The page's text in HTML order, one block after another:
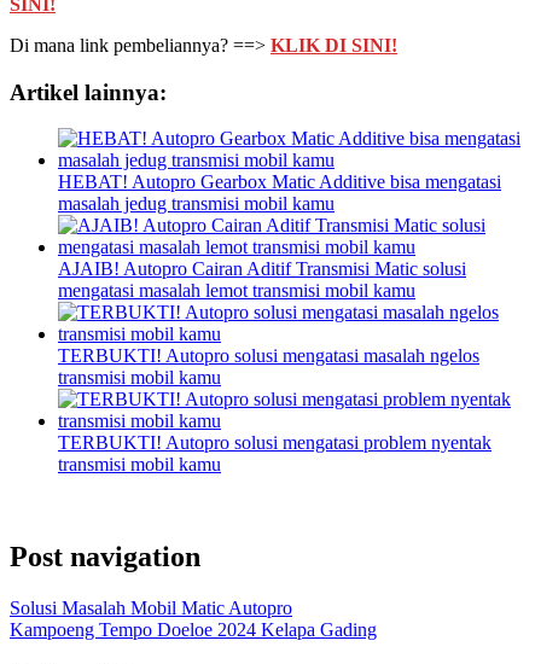
SINI!
Di mana link pembeliannya? ==> KLIK DI SINI!
Artikel lainnya:
HEBAT! Autopro Gearbox Matic Additive bisa mengatasi
masalah jedug transmisi mobil kamu
AJAIB! Autopro Cairan Aditif Transmisi Matic solusi
mengatasi masalah lemot transmisi mobil kamu
TERBUKTI! Autopro solusi mengatasi masalah ngelos
transmisi mobil kamu
TERBUKTI! Autopro solusi mengatasi problem nyentak
transmisi mobil kamu
Post navigation
Solusi Masalah Mobil Matic Autopro
Kampoeng Tempo Doeloe 2024 Kelapa Gading